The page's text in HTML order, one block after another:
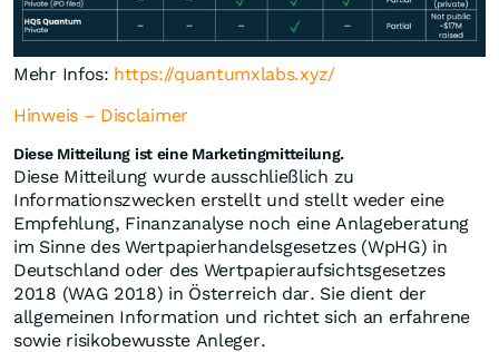
Mehr Infos: https://quantumxlabs.xyz/
Hinweis – Disclaimer
Diese Mitteilung ist eine Marketingmitteilung.
Diese Mitteilung wurde ausschließlich zu
Informationszwecken erstellt und stellt weder eine
Empfehlung, Finanzanalyse noch eine Anlageberatung
im Sinne des Wertpapierhandelsgesetzes (WpHG) in
Deutschland oder des Wertpapieraufsichtsgesetzes
2018 (WAG 2018) in Österreich dar. Sie dient der
allgemeinen Information und richtet sich an erfahrene
sowie risikobewusste Anleger.